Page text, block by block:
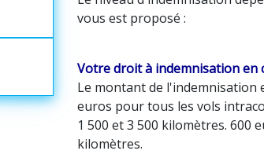
vous est proposé :
Votre droit à indemnisation en
Le montant de l'indemnisation
euros pour tous les vols
1 500 et 3 500 kilomètres. 600
kilomètres.